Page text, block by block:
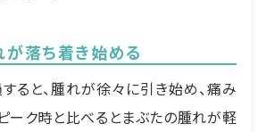
落ち着き始める
ると、腫れが徐々に引き始め、痛み
ーク時と比べるとまぶたの腫れが軽